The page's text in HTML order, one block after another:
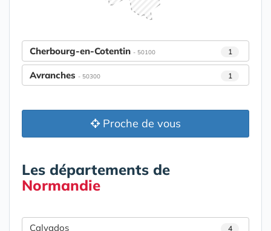
Cherbourg-en-Cotentin - 50100 1
Avranches - 50300 1
Proche de vous
Les départements de
Normandie
Calvados 4